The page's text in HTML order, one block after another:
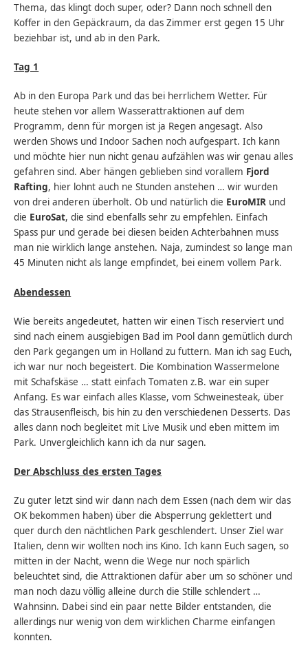
Thema, das klingt doch super, oder? Dann noch schnell den
Koffer in den Gepäckraum, da das Zimmer erst gegen 15 Uhr
beziehbar ist, und ab in den Park.
Tag 1
Ab in den Europa Park und das bei herrlichem Wetter. Für
heute stehen vor allem Wasserattraktionen auf dem
Programm, denn für morgen ist ja Regen angesagt. Also
werden Shows und Indoor Sachen noch aufgespart. Ich kann
und möchte hier nun nicht genau aufzählen was wir genau alles
gefahren sind. Aber hängen geblieben sind vorallem Fjord
Rafting, hier lohnt auch ne Stunden anstehen … wir wurden
von drei anderen überholt. Ob und natürlich die EuroMIR und
die EuroSat, die sind ebenfalls sehr zu empfehlen. Einfach
Spass pur und gerade bei diesen beiden Achterbahnen muss
man nie wirklich lange anstehen. Naja, zumindest so lange man
45 Minuten nicht als lange empfindet, bei einem vollem Park.
Abendessen
Wie bereits angedeutet, hatten wir einen Tisch reserviert und
sind nach einem ausgiebigen Bad im Pool dann gemütlich durch
den Park gegangen um in Holland zu futtern. Man ich sag Euch,
ich war nur noch begeistert. Die Kombination Wassermelone
mit Schafskäse … statt einfach Tomaten z.B. war ein super
Anfang. Es war einfach alles Klasse, vom Schweinesteak, über
das Strausenfleisch, bis hin zu den verschiedenen Desserts. Das
alles dann noch begleitet mit Live Musik und eben mittem im
Park. Unvergleichlich kann ich da nur sagen.
Der Abschluss des ersten Tages
Zu guter letzt sind wir dann nach dem Essen (nach dem wir das
OK bekommen haben) über die Absperrung geklettert und
quer durch den nächtlichen Park geschlendert. Unser Ziel war
Italien, denn wir wollten noch ins Kino. Ich kann Euch sagen, so
mitten in der Nacht, wenn die Wege nur noch spärlich
beleuchtet sind, die Attraktionen dafür aber um so schöner und
man noch dazu völlig alleine durch die Stille schlendert …
Wahnsinn. Dabei sind ein paar nette Bilder entstanden, die
allerdings nur wenig von dem wirklichen Charme einfangen
konnten.